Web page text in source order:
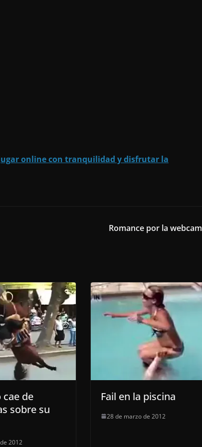
online con tranquilidad y disfrutar la
Romance por la webcam
cae de
sobre su
2012
Fail en la piscina
28 de marzo de 2012